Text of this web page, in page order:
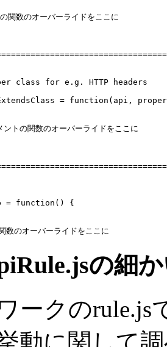
数のオーバーライドをここに
class for e.g. HTTP headers
の関数のオーバーライドをここに
のオーバーライドをここに
の細
ークのrule.js